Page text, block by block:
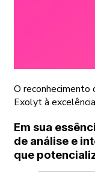
O reconhecimento
Exolyt à
Em sua
de análise e
que